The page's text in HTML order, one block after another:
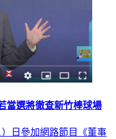
當選將徹查新竹棒球場
日參加網路節目《董事